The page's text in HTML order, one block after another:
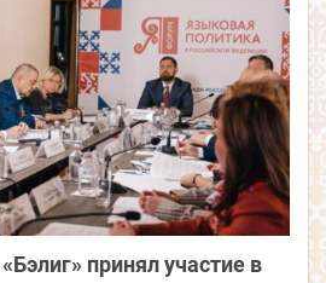
принял участие в